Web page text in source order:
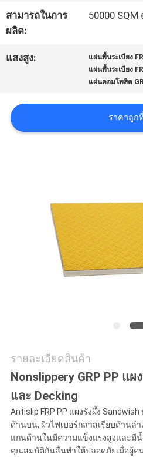
เรา
ข่าว
คดี
นโยบาย
สามารถในการ
ผลิต:
50000
แสงสูง: แผ่นพื้นระเบียง
แผ่นพื้นระเบียง
แผ่นคอมโพสิต
ราคาถูก
รายละเอียดสินค้า
Nonslippery GRP PP แ
และ Decking
Antislip FRP PP แผงรังผึ้ง
ด้านบน, ผิวไฟเบอร์กลาสเรียบด้านล่า
แกนด้านในมีความแข็งแรงสูงและมี
คุณสมบัติกันลื่นทำให้ปลอดภัยเมื่อผู้ค